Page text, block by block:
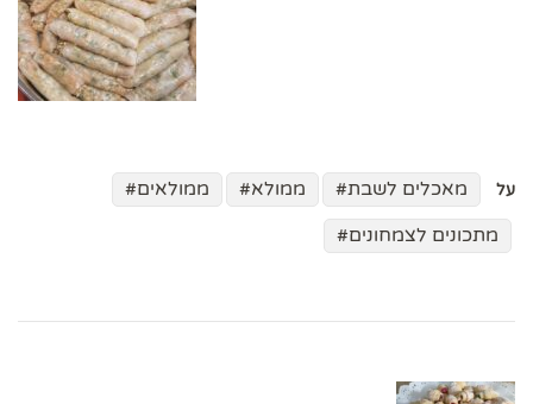
על מאכלים לשבת ממולא
ממולאים
מתכונים לצמחונים
בפוסטים